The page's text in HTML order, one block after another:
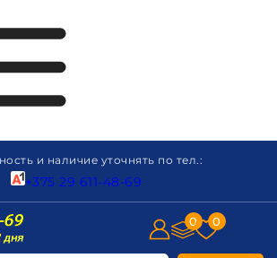
и наличие уточнять по тел.:
+375 29 611-48-69
0 0